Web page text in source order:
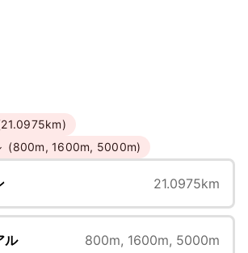
(800m, 1600m, 5000m)
21.0975km
ル 800m, 1600m, 5000m